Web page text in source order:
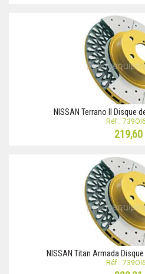
NISSAN Terrano II Disque
Réf.:
219,60
NISSAN Titan Armada
Réf.: